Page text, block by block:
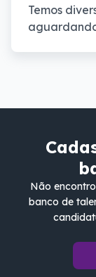
Temos
Não
banco de